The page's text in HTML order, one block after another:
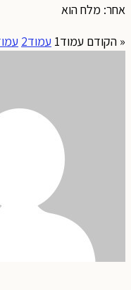
אחר: מלח הוא
« הקודם עמוד1 עמוד2